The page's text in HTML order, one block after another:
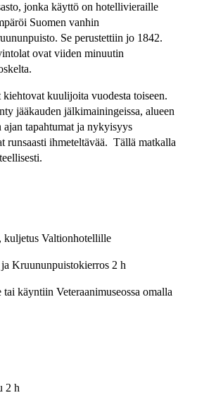
jonka käyttö on hotellivieraille
Suomen vanhin
Se perustettiin jo 1842.
ovat viiden minuutin
kiehtovat kuulijoita vuodesta toiseen.
jääkauden jälkimainingeissa, alueen
ajan tapahtumat ja nykyisyys
runsaasti ihmeteltävää. Tällä matkalla
kuljetus Valtionhotellille
Kruununpuistokierros 2 h
käyntiin Veteraanimuseossa omalla
2 h